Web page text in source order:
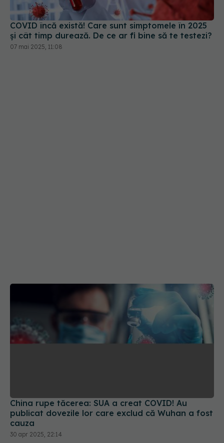
COVID încă există! Care sunt simptomele în 2025
și cât timp durează. De ce ar fi bine să te testezi?
07 mai 2025, 11:08
China rupe tăcerea: SUA a creat COVID! Au
publicat dovezile lor care exclud că Wuhan a fost
cauza
30 apr 2025, 22:14